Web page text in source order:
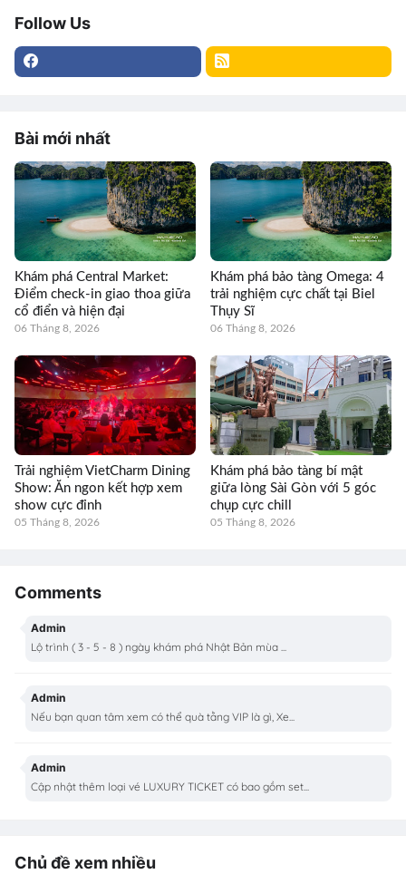
Follow Us
Bài mới nhất
Khám phá Central Market:
Điểm check-in giao thoa giữa
cổ điển và hiện đại
06 Tháng 8, 2026
Khám phá bảo tàng Omega: 4
trải nghiệm cực chất tại Biel
Thụy Sĩ
06 Tháng 8, 2026
Trải nghiệm VietCharm Dining
Show: Ăn ngon kết hợp xem
show cực đỉnh
05 Tháng 8, 2026
Khám phá bảo tàng bí mật
giữa lòng Sài Gòn với 5 góc
chụp cực chill
05 Tháng 8, 2026
Comments
Admin
Lộ trình ( 3 - 5 - 8 ) ngày khám phá Nhật Bản mùa ...
Admin
Nếu bạn quan tâm xem có thể quà tằng VIP là gì, Xe...
Admin
Cập nhật thêm loại vé LUXURY TICKET có bao gồm set...
Chủ đề xem nhiều